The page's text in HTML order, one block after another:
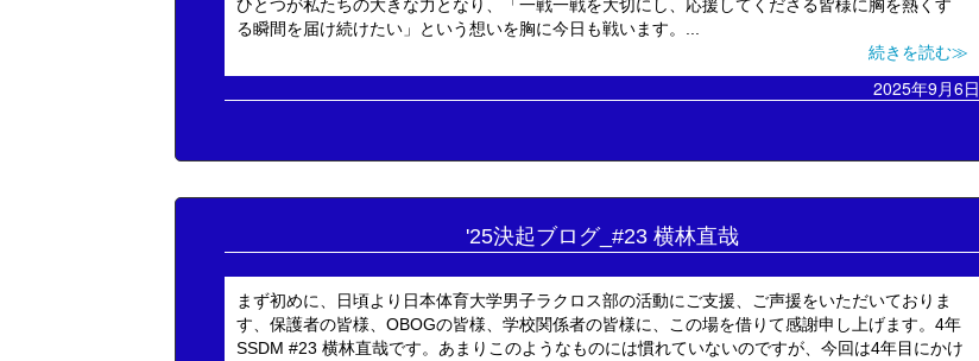
ひとつが私たちの大きな力となり、「一戦一戦を大切にし、応援してくださる皆様に胸を熱くす
る瞬間を届け続けたい」という想いを胸に今日も戦います。...
続きを読む≫
2025年9月6日
'25決起ブログ_#23 横林直哉
まず初めに、日頃より日本体育大学男子ラクロス部の活動にご支援、ご声援をいただいておりま
す、保護者の皆様、OBOGの皆様、学校関係者の皆様に、この場を借りて感謝申し上げます。4年
SSDM #23 横林直哉です。あまりこのようなものには慣れていないのですが、今回は4年目にかけ